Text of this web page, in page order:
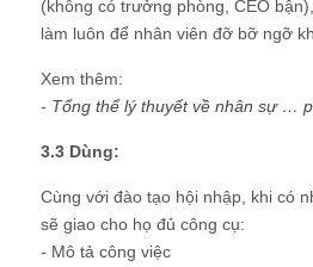
(không có trưởng phòng, CEO
làm luôn để nhân viên đỡ bỡ ngỡ
Xem thêm:
- Tổng thể lý thuyết về nhân sự …
3.3 Dùng:
Cùng với đào tạo hội nhập, khi có
sẽ giao cho họ đủ công cụ:
- Mô tả công việc